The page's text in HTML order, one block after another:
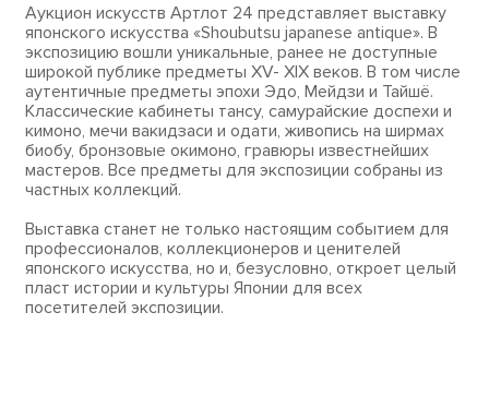
Аукцион искусств Артлот 24 представляет выставку
японского искусства «Shoubutsu japanese antique». В
экспозицию вошли уникальные, ранее не доступные
широкой публике предметы XV- XIX веков. В том числе
аутентичные предметы эпохи Эдо, Мейдзи и Тайшё.
Классические кабинеты тансу, самурайские доспехи и
кимоно, мечи вакидзаси и одати, живопись на ширмах
биобу, бронзовые окимоно, гравюры известнейших
мастеров. Все предметы для экспозиции собраны из
частных коллекций.
Выставка станет не только настоящим событием для
профессионалов, коллекционеров и ценителей
японского искусства, но и, безусловно, откроет целый
пласт истории и культуры Японии для всех
посетителей экспозиции.